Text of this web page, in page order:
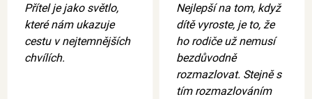
Přítel je jako světlo,
které nám ukazuje
cestu v nejtemnějších
chvílích.
Nejlepší na tom, když
dítě vyroste, je to, že
ho rodiče už nemusí
bezdůvodně
rozmazlovat. Stejně s
tím rozmazlováním